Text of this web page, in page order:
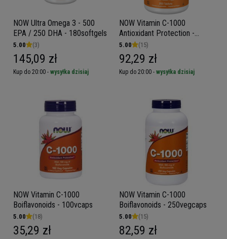
NOW Ultra Omega 3 - 500
EPA / 250 DHA - 180softgels
5.00 (3)
145,09 zł
Kup do 20:00 - wysyłka dzisiaj
NOW Vitamin C-1000
Antioxidant Protection -
250tabs
5.00 (15)
92,29 zł
Kup do 20:00 - wysyłka dzisiaj
NOW Vitamin C-1000
Boiflavonoids - 100vcaps
5.00 (18)
35,29 zł
NOW Vitamin C-1000
Boiflavonoids - 250vegcaps
5.00 (15)
82,59 zł